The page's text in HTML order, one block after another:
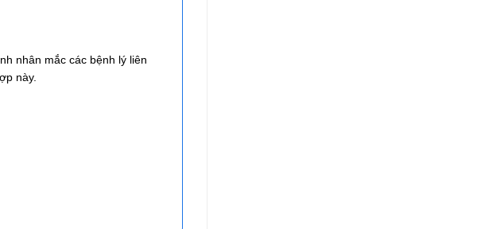
nhân mắc các bệnh lý liên
này.